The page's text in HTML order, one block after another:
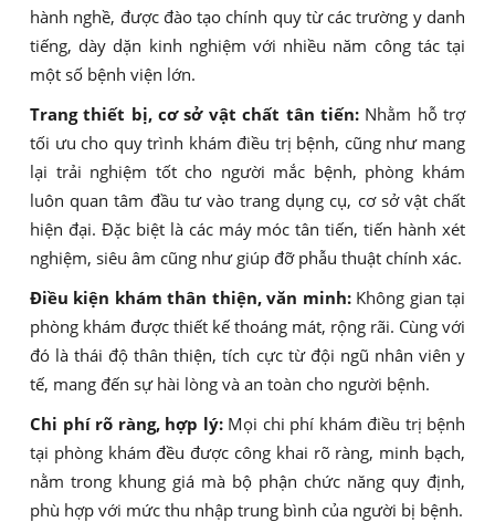
hành nghề, được đào tạo chính quy từ các trường y danh
tiếng, dày dặn kinh nghiệm với nhiều năm công tác tại
một số bệnh viện lớn.
Trang thiết bị, cơ sở vật chất tân tiến:Nhằm hỗ trợ
tối ưu cho quy trình khám điều trị bệnh, cũng như mang
lại trải nghiệm tốt cho người mắc bệnh, phòng khám
luôn quan tâm đầu tư vào trang dụng cụ, cơ sở vật chất
hiện đại. Đặc biệt là các máy móc tân tiến, tiến hành xét
nghiệm, siêu âm cũng như giúp đỡ phẫu thuật chính xác.
Điều kiện khám thân thiện, văn minh:Không gian tại
phòng khám được thiết kế thoáng mát, rộng rãi. Cùng với
đó là thái độ thân thiện, tích cực từ đội ngũ nhân viên y
tế, mang đến sự hài lòng và an toàn cho người bệnh.
Chi phí rõ ràng, hợp lý:Mọi chi phí khám điều trị bệnh
tại phòng khám đều được công khai rõ ràng, minh bạch,
nằm trong khung giá mà bộ phận chức năng quy định,
phù hợp với mức thu nhập trung bình của người bị bệnh.